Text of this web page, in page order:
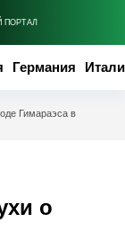
ПОРТАЛ
Германия
Гимараэса в
о